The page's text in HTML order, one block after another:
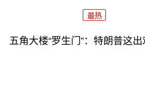
最热
五角大楼“罗生门”：特朗普这